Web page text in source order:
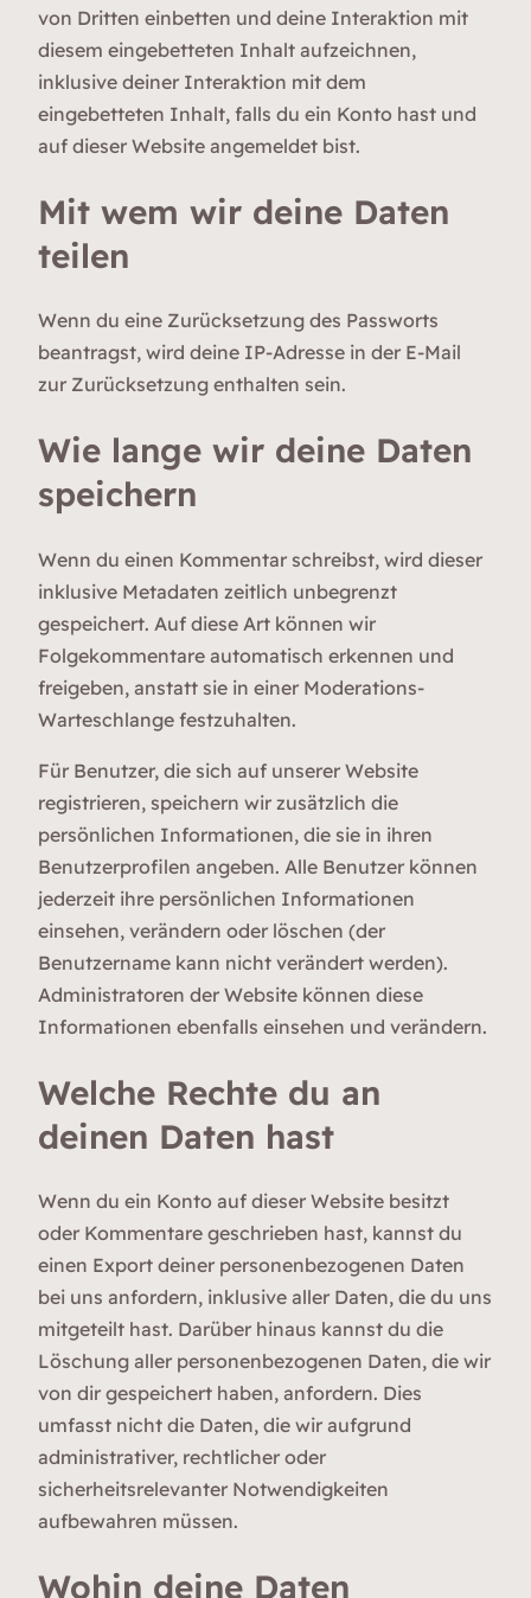
von Dritten einbetten und deine Interaktion mit
diesem eingebetteten Inhalt aufzeichnen,
inklusive deiner Interaktion mit dem
eingebetteten Inhalt, falls du ein Konto hast und
auf dieser Website angemeldet bist.
Mit wem wir deine Daten
teilen
Wenn du eine Zurücksetzung des Passworts
beantragst, wird deine IP-Adresse in der E-Mail
zur Zurücksetzung enthalten sein.
Wie lange wir deine Daten
speichern
Wenn du einen Kommentar schreibst, wird dieser
inklusive Metadaten zeitlich unbegrenzt
gespeichert. Auf diese Art können wir
Folgekommentare automatisch erkennen und
freigeben, anstatt sie in einer Moderations-
Warteschlange festzuhalten.
Für Benutzer, die sich auf unserer Website
registrieren, speichern wir zusätzlich die
persönlichen Informationen, die sie in ihren
Benutzerprofilen angeben. Alle Benutzer können
jederzeit ihre persönlichen Informationen
einsehen, verändern oder löschen (der
Benutzername kann nicht verändert werden).
Administratoren der Website können diese
Informationen ebenfalls einsehen und verändern.
Welche Rechte du an
deinen Daten hast
Wenn du ein Konto auf dieser Website besitzt
oder Kommentare geschrieben hast, kannst du
einen Export deiner personenbezogenen Daten
bei uns anfordern, inklusive aller Daten, die du uns
mitgeteilt hast. Darüber hinaus kannst du die
Löschung aller personenbezogenen Daten, die wir
von dir gespeichert haben, anfordern. Dies
umfasst nicht die Daten, die wir aufgrund
administrativer, rechtlicher oder
sicherheitsrelevanter Notwendigkeiten
aufbewahren müssen.
Wohin deine Daten